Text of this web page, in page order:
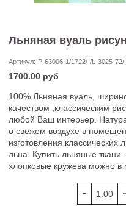
Льняная вуаль
Артикул: P-63006-1/1722/-/L-3025-
1700.00 руб
100% Льняная вуаль,
качеством ,классическим
любой Ваш интерьер.
о свежем воздухе в
изготовления
льна. Купить льняные
хлопковые кружева можно в